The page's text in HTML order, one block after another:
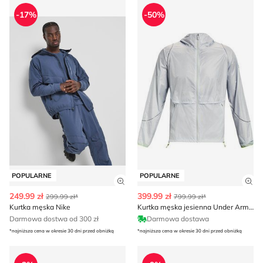
Kurtka męska Nike
POPULARNE
-17%
Zobacz szczegóły produktu
249.99 zł 299.99 zł*
Kurtka męska Nike
Darmowa dostwa od 300 zł
*najniższa cena w okresie 30 dni przed obniżką
Kurtka męska jesienna
POPULARNE
-50%
399.99 zł 799.99 zł*
Kurtka męska jesienna Under Armour
Darmowa dostawa
*najniższa cena w okresie 30 dni przed obniżką
Kurtka męska casual Helly HansenKurtka męska casual